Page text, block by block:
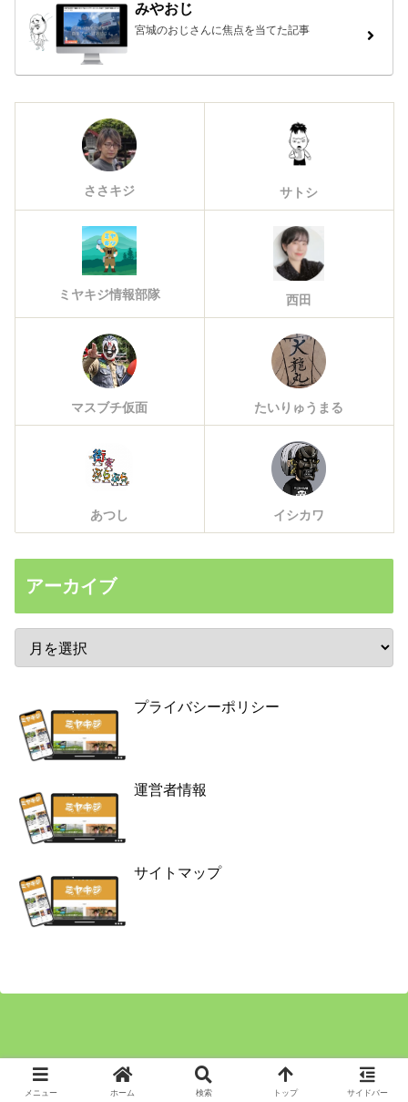
みやおじ
宮城のおじさんに焦点を当てた記事
ささキジ サトシ
ミヤキジ情報部隊 西田
マスブチ仮面 たいりゅうまる
あつし イシカワ
アーカイブ
プライバシーポリシー
運営者情報
サイトマップ
Copyright © 2024 ミヤキジ All Rights Reserved.
メニュー ホーム 検索 トップ サイドバー